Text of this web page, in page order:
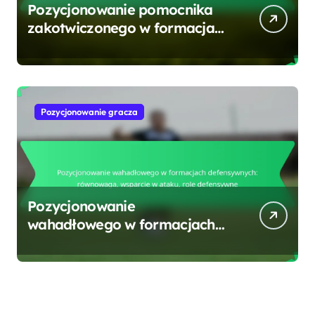
Pozycjonowanie pomocnika
zakotwiczonego w formacjach
wsparcie, pozycjonowanie
Pozycjonowanie gracza
Pozycjonowanie
wahadłowego w formacjach
wsparcie w ataku, role